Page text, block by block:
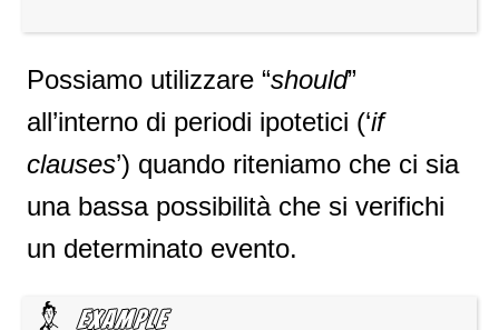
Possiamo utilizzare “should”
all’interno di periodi ipotetici (‘if
clauses’) quando riteniamo che ci sia
una bassa possibilità che si verifichi
un determinato evento.